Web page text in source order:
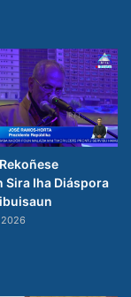
Sira Iha Diáspora